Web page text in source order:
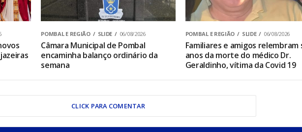
POMBAL E REGIÃO SLIDE 06/08/2026
Câmara Municipal de Pombal
encaminha balanço ordinário da
semana
POMBAL E REGIÃO SLIDE 06/08/2026
Familiares e amigos relembram
anos da morte do médico Dr.
Geraldinho, vítima da Covid 19
CLICK PARA COMENTAR